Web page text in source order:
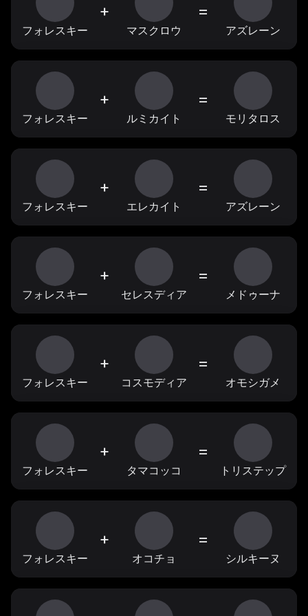
フォレスキー
+
マスクロウ
=
アズレーン
フォレスキー
+
ルミカイト
=
モリタロス
フォレスキー
+
エレカイト
=
アズレーン
フォレスキー
+
セレスディア
=
メドゥーナ
フォレスキー
+
コスモディア
=
オモシガメ
フォレスキー
+
タマコッコ
=
トリステップ
フォレスキー
+
オコチョ
=
シルキーヌ